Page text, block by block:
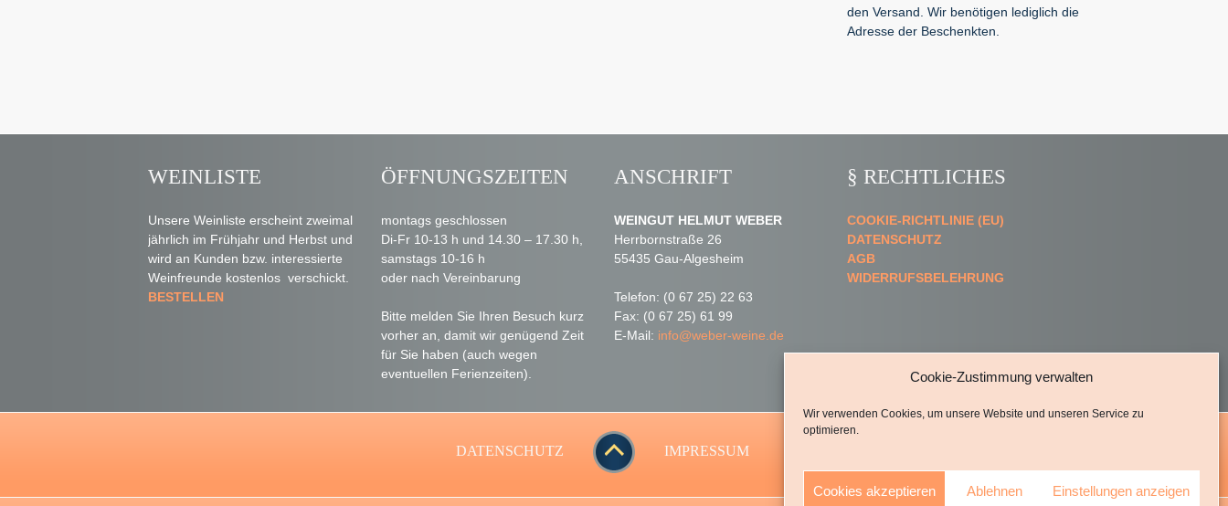
Cookie-Zustimmung verwalten
Wir verwenden Cookies, um unsere Website und unseren Service zu
optimieren.
Cookies akzeptieren Ablehnen Einstellungen anzeigen
den Versand. Wir benötigen lediglich die
Adresse der Beschenkten.
WEINLISTE
Unsere Weinliste erscheint zweimal
jährlich im Frühjahr und Herbst und
wird an Kunden bzw. interessierte
Weinfreunde kostenlos verschickt.
BESTELLEN
ÖFFNUNGSZEITEN
montags geschlossen
Di-Fr 10-13 h und 14.30 – 17.30 h,
samstags 10-16 h
oder nach Vereinbarung
Bitte melden Sie Ihren Besuch kurz
vorher an, damit wir genügend Zeit
für Sie haben (auch wegen
eventuellen Ferienzeiten).
ANSCHRIFT
WEINGUT HELMUT WEBER
Herrbornstraße 26
55435 Gau-Algesheim
Telefon: (0 67 25) 22 63
Fax: (0 67 25) 61 99
E-Mail: info@weber-weine.de
§ RECHTLICHES
COOKIE-RICHTLINIE (EU)
DATENSCHUTZ
AGB
WIDERRUFSBELEHRUNG
DATENSCHUTZ IMPRESSUM